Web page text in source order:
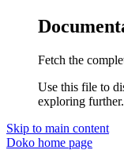
Fetch the
Use this file to
exploring further.
Skip to main content
Doko home page